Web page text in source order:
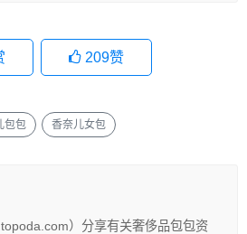
209赞
包包 香奈儿女包
）分享有关奢侈品包包资